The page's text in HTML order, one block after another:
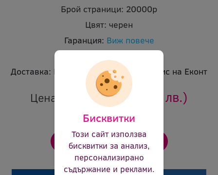
Брой страници: 20000p
Цвят: черен
Гаранция: Виж повече
Доставка: Безплатна доставка до офис на Еконт
Цена: 74.88 €(146.45 лв.)
Бисквитки
Този сайт използва
бисквитки за анализ,
персонализирано
съдържание и реклами.